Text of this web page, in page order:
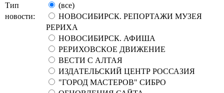
Тип
новости:
(все)
НОВОСИБИРСК. РЕПОРТАЖИ МУЗЕЯ
РЕРИХА
НОВОСИБИРСК. АФИША
РЕРИХОВСКОЕ ДВИЖЕНИЕ
ВЕСТИ С АЛТАЯ
ИЗДАТЕЛЬСКИЙ ЦЕНТР РОССАЗИЯ
"ГОРОД МАСТЕРОВ" СИБРО